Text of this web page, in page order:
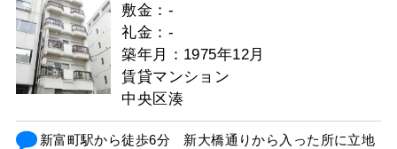
敷金：-
礼金：-
築年月：1975年12月
賃貸マンション
中央区湊
新富町駅から徒歩6分 新大橋通りから入った所に立地